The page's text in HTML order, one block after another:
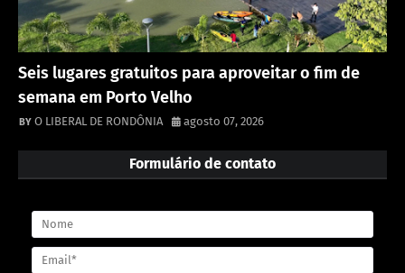
Seis lugares gratuitos para aproveitar o fim de
semana em Porto Velho
O LIBERAL DE RONDÔNIA agosto 07, 2026
Formulário de contato